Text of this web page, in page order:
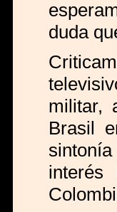
duda
militar,
Brasil
interés